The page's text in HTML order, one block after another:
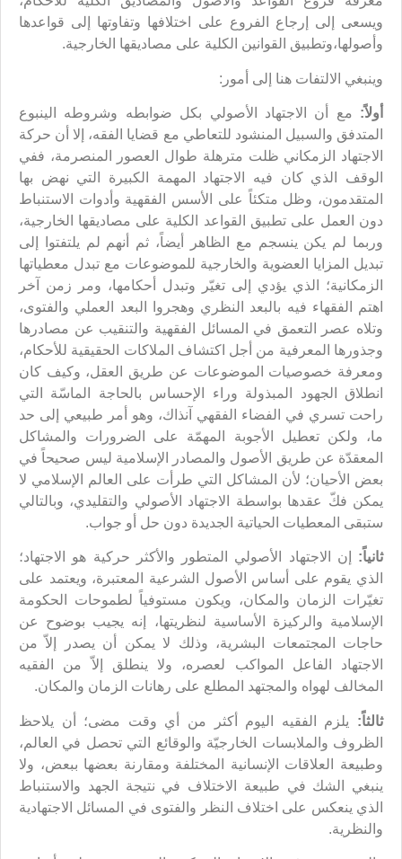
ويسعى إلى إرجاع الفروع على اختلافها وتفاوتها إلى قواعدها
وأصولها،وتطبيق القوانين الكلية على مصاديقها الخارجية.
وينبغي الالتفات هنا إلى أمور:
أولاً: مع أن الاجتهاد الأصولي بكل ضوابطه وشروطه الينبوع
المتدفق والسبيل المنشود للتعاطي مع قضايا الفقه، إلا أن حركة
الاجتهاد الزمكاني ظلت مترهلة طوال العصور المنصرمة، ففي
الوقف الذي كان فيه الاجتهاد المهمة الكبيرة التي نهض بها
المتقدمون، وظل متكئاً على الأسس الفقهية وأدوات الاستنباط
دون العمل على تطبيق القواعد الكلية على مصاديقها الخارجية،
وربما لم يكن ينسجم مع الظاهر أيضاً، ثم أنهم لم يلتفتوا إلى
تبديل المزايا العضوية والخارجية للموضوعات مع تبدل معطياتها
الزمكانية؛ الذي يؤدي إلى تغيّر وتبدل أحكامها، ومر زمن آخر
اهتم الفقهاء فيه بالبعد النظري وهجروا البعد العملي والفتوى،
وتلاه عصر التعمق في المسائل الفقهية والتنقيب عن مصادرها
وجذورها المعرفية من أجل اكتشاف الملاكات الحقيقية للأحكام،
ومعرفة خصوصيات الموضوعات عن طريق العقل، وكيف كان
انطلاق الجهود المبذولة وراء الإحساس بالحاجة الماسّة التي
راحت تسري في الفضاء الفقهي آنذاك، وهو أمر طبيعي إلى حد
ما، ولكن تعطيل الأجوبة المهمّة على الضرورات والمشاكل
المعقدّة عن طريق الأصول والمصادر الإسلامية ليس صحيحاً في
بعض الأحيان؛ لأن المشاكل التي طرأت على العالم الإسلامي لا
يمكن فكّ عقدها بواسطة الاجتهاد الأصولي والتقليدي، وبالتالي
ستبقى المعطيات الحياتية الجديدة دون حل أو جواب.
ثانياً: إن الاجتهاد الأصولي المتطور والأكثر حركية هو الاجتهاد؛
الذي يقوم على أساس الأصول الشرعية المعتبرة، ويعتمد على
تغيّرات الزمان والمكان، ويكون مستوفياً لطموحات الحكومة
الإسلامية والركيزة الأساسية لنظريتها، إنه يجيب بوضوح عن
حاجات المجتمعات البشرية، وذلك لا يمكن أن يصدر إلاّ من
الاجتهاد الفاعل المواكب لعصره، ولا ينطلق إلاّ من الفقيه
المخالف لهواه والمجتهد المطلع على رهانات الزمان والمكان.
ثالثاً: يلزم الفقيه اليوم أكثر من أي وقت مضى؛ أن يلاحظ
الظروف والملابسات الخارجيّة والوقائع التي تحصل في العالم،
وطبيعة العلاقات الإنسانية المختلفة ومقارنة بعضها ببعض، ولا
ينبغي الشك في طبيعة الاختلاف في نتيجة الجهد والاستنباط
الذي ينعكس على اختلاف النظر والفتوى في المسائل الاجتهادية
والنظرية.